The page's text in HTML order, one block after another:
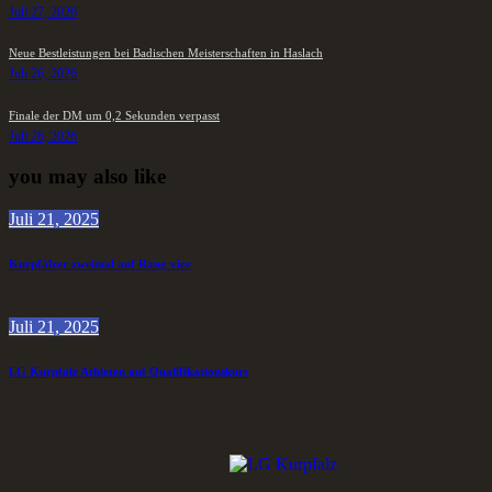
Juli 27, 2026
Neue Bestleistungen bei Badischen Meisterschaften in Haslach
Juli 26, 2026
Finale der DM um 0,2 Sekunden verpasst
Juli 26, 2026
you may also like
Juli 21, 2025
Kurpfälzer zweimal auf Rang vier
Juli 21, 2025
LG Kurpfalz Athleten auf Qualifikationskurs